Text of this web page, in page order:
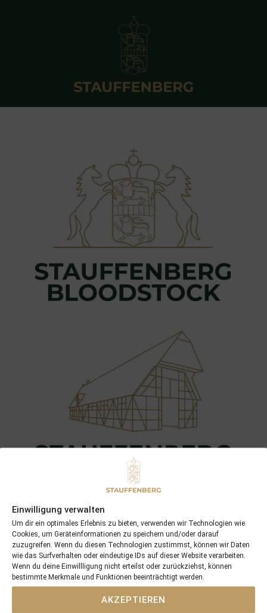
Einwilligung verwalten
Um dir ein optimales Erlebnis zu bieten, verwenden wir Technologien wie
Cookies, um Geräteinformationen zu speichern und/oder darauf
zuzugreifen. Wenn du diesen Technologien zustimmst, können wir Daten
wie das Surfverhalten oder eindeutige IDs auf dieser Website verarbeiten.
Wenn du deine Einwillligung nicht erteilst oder zurückziehst, können
bestimmte Merkmale und Funktionen beeinträchtigt werden.
AKZEPTIEREN